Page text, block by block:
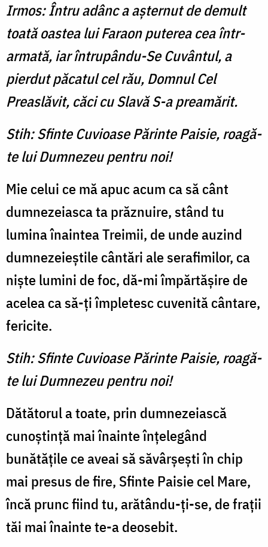
Irmos: Întru adânc a aşternut de demult
toată oastea lui Faraon puterea cea într-
armată, iar întrupându-Se Cuvântul, a
pierdut păcatul cel rău, Domnul Cel
Preaslăvit, căci cu Slavă S-a preamărit.
Stih: Sfinte Cuvioase Părinte Paisie, roagă-
te lui Dumnezeu pentru noi!
Mie celui ce mă apuc acum ca să cânt
dumnezeiasca ta prăznuire, stând tu
lumina înaintea Treimii, de unde auzind
dumnezeieştile cântări ale serafimilor, ca
nişte lumini de foc, dă-mi împărtăşire de
acelea ca să-ţi împletesc cuvenită cântare,
fericite.
Stih: Sfinte Cuvioase Părinte Paisie, roagă-
te lui Dumnezeu pentru noi!
Dătătorul a toate, prin dumnezeiască
cunoştinţă mai înainte înţelegând
bunătăţile ce aveai să săvârşeşti în chip
mai presus de fire, Sfinte Paisie cel Mare,
încă prunc fiind tu, arătându-ţi-se, de fraţii
tăi mai înainte te-a deosebit.